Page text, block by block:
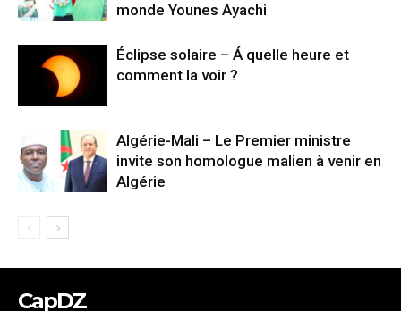
monde Younes Ayachi
Éclipse solaire – Á quelle heure et
comment la voir ?
Algérie-Mali – Le Premier ministre
invite son homologue malien à venir en
Algérie
CapDZ